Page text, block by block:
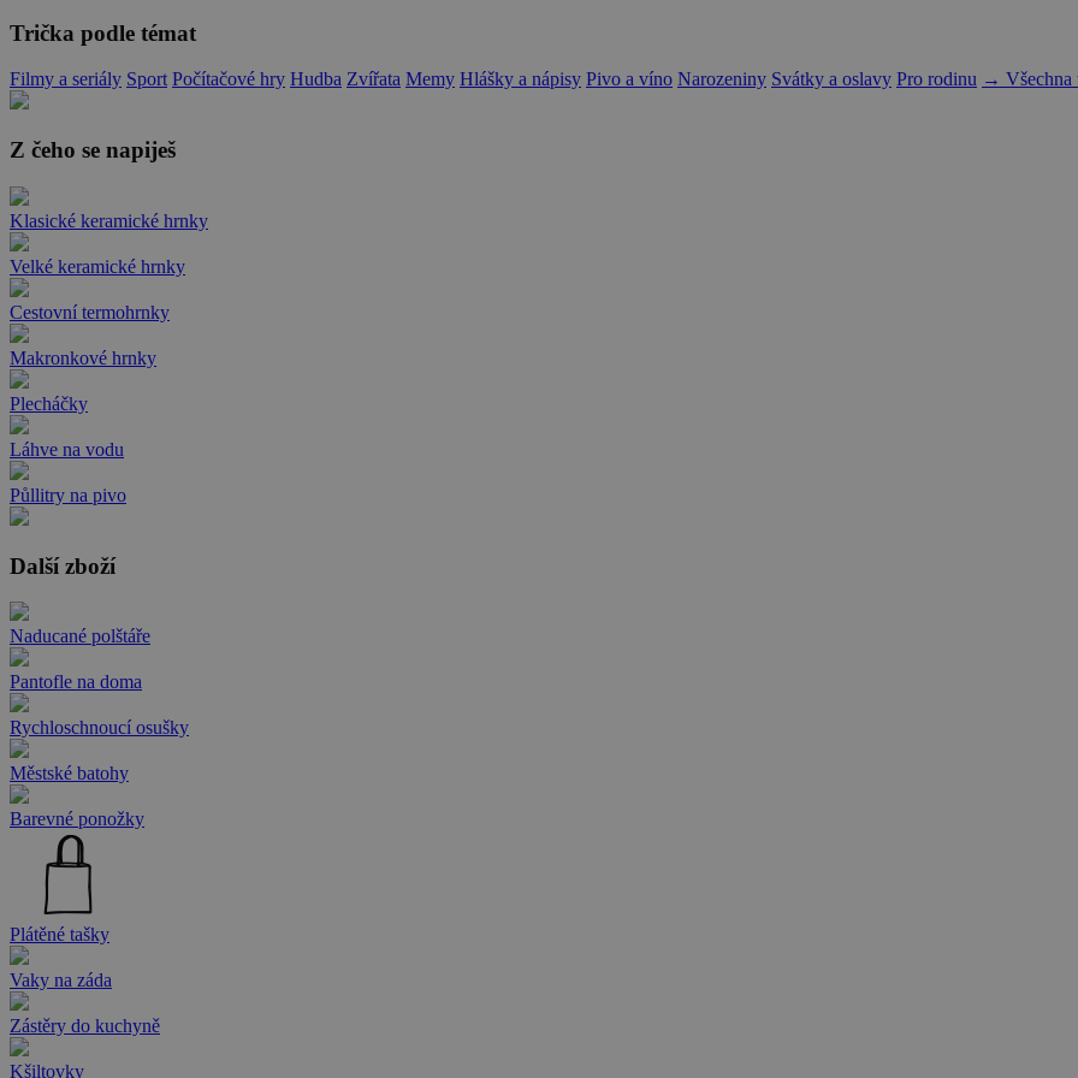
Trička podle témat
Filmy a seriály Sport Počítačové hry Hudba Zvířata Memy Hlášky a nápisy Pivo a víno Narozeniny Svátky a oslavy Pro rodinu → Všechna
Z čeho se napiješ
Klasické keramické hrnky
Velké keramické hrnky
Cestovní termohrnky
Makronkové hrnky
Plecháčky
Láhve na vodu
Půllitry na pivo
Další zboží
Naducané polštáře
Pantofle na doma
Rychloschnoucí osušky
Městské batohy
Barevné ponožky
Plátěné tašky
Vaky na záda
Zástěry do kuchyně
Kšiltovky